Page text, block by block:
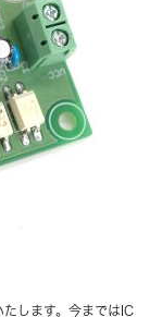
します。今まではIC